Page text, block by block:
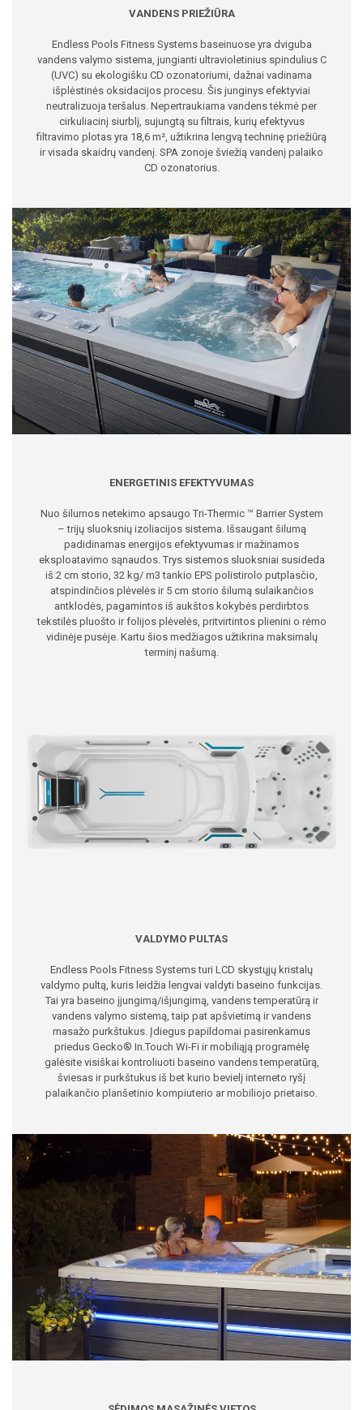
VANDENS PRIEŽIŪRA
Endless Pools Fitness Systems baseinuose yra dviguba
vandens valymo sistema, jungianti ultravioletinius spindulius C
(UVC) su ekologišku CD ozonatoriumi, dažnai vadinama
išplėstinės oksidacijos procesu. Šis junginys efektyviai
neutralizuoja teršalus. Nepertraukiama vandens tėkmė per
cirkuliacinį siurblį, sujungtą su filtrais, kurių efektyvus
filtravimo plotas yra 18,6 m², užtikrina lengvą techninę priežiūrą
ir visada skaidrų vandenį. SPA zonoje šviežią vandenį palaiko
CD ozonatorius.
ENERGETINIS EFEKTYVUMAS
Nuo šilumos netekimo apsaugo Tri-Thermic ™ Barrier System
– trijų sluoksnių izoliacijos sistema. Išsaugant šilumą
padidinamas energijos efektyvumas ir mažinamos
eksploatavimo sąnaudos. Trys sistemos sluoksniai susideda
iš 2 cm storio, 32 kg/ m3 tankio EPS polistirolo putplasčio,
atspindinčios plėvelės ir 5 cm storio šilumą sulaikančios
antklodės, pagamintos iš aukštos kokybės perdirbtos
tekstilės pluošto ir folijos plėvelės, pritvirtintos plienini o rėmo
vidinėje pusėje. Kartu šios medžiagos užtikrina maksimalų
terminį našumą.
VALDYMO PULTAS
Endless Pools Fitness Systems turi LCD skystųjų kristalų
valdymo pultą, kuris leidžia lengvai valdyti baseino funkcijas.
Tai yra baseino įjungimą/išjungimą, vandens temperatūrą ir
vandens valymo sistemą, taip pat apšvietimą ir vandens
masažo purkštukus. Įdiegus papildomai pasirenkamus
priedus Gecko® In.Touch Wi-Fi ir mobiliąją programėlę
galėsite visiškai kontroliuoti baseino vandens temperatūrą,
šviesas ir purkštukus iš bet kurio bevielį interneto ryšį
palaikančio planšetinio kompiuterio ar mobiliojo prietaiso.